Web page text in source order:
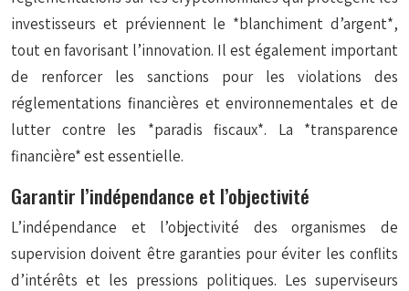
investisseurs et préviennent le *blanchiment d’argent*,
tout en favorisant l’innovation. Il est également important
de renforcer les sanctions pour les violations des
réglementations financières et environnementales et de
lutter contre les *paradis fiscaux*. La *transparence
financière* est essentielle.
Garantir l’indépendance et l’objectivité
L’indépendance et l’objectivité des organismes de
supervision doivent être garanties pour éviter les conflits
d’intérêts et les pressions politiques. Les superviseurs